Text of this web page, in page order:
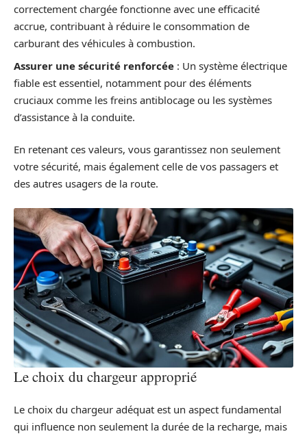
correctement chargée fonctionne avec une efficacité
accrue, contribuant à réduire le consommation de
carburant des véhicules à combustion.
Assurer une sécurité renforcée : Un système électrique
fiable est essentiel, notamment pour des éléments
cruciaux comme les freins antiblocage ou les systèmes
d’assistance à la conduite.
En retenant ces valeurs, vous garantissez non seulement
votre sécurité, mais également celle de vos passagers et
des autres usagers de la route.
Le choix du chargeur approprié
Le choix du chargeur adéquat est un aspect fundamental
qui influence non seulement la durée de la recharge, mais